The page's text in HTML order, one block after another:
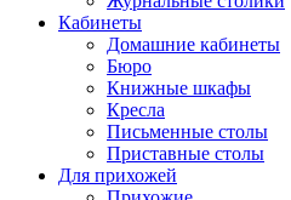
Кабинеты
Домашние кабинеты
Бюро
Книжные шкафы
Кресла
Письменные столы
Приставные столы
Для прихожей